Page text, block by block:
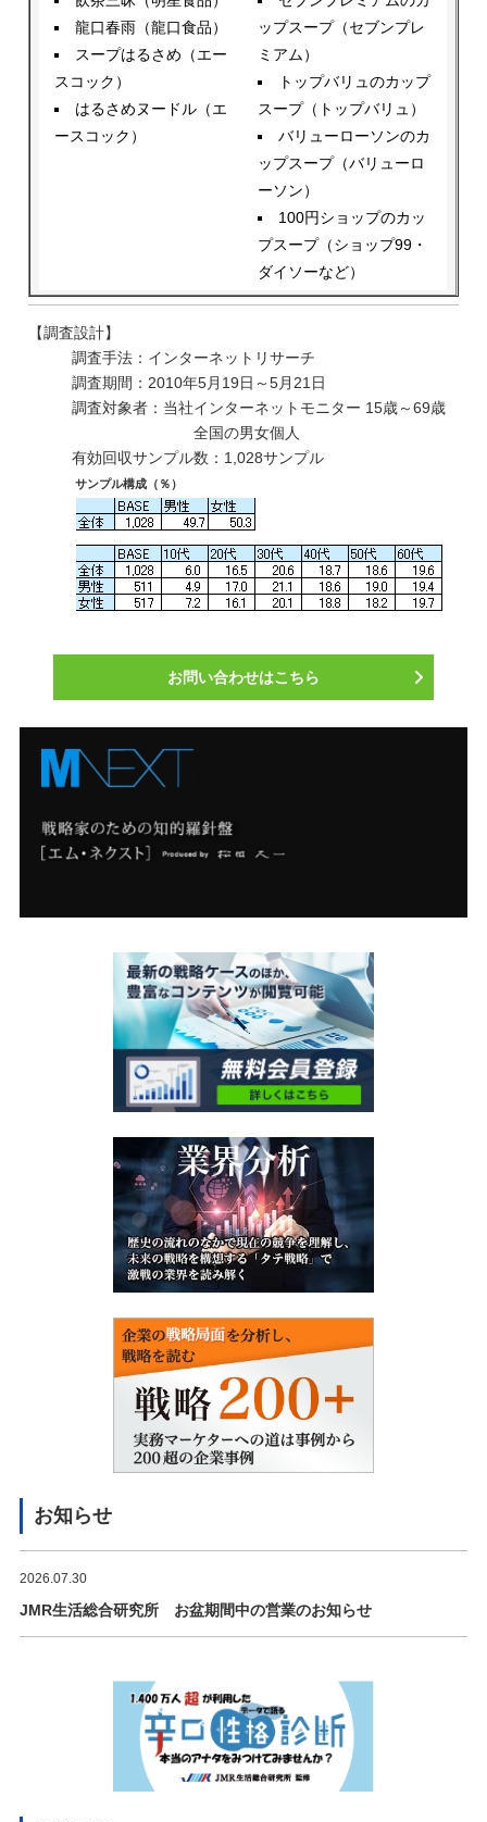
龍口春雨（龍口食品）
スープはるさめ（エー
スコック）
はるさめヌードル（エ
ースコック）
ップスープ（セブンプレ
ミアム）
トップバリュのカップ
スープ（トップバリュ）
バリューローソンのカ
ップスープ（バリューロ
ーソン）
100円ショップのカッ
プスープ（ショップ99・
ダイソーなど）
【調査設計】
調査手法：インターネットリサーチ
調査期間：2010年5月19日～5月21日
調査対象者：当社インターネットモニター 15歳～69歳
全国の男女個人
有効回収サンプル数：1,028サンプル
サンプル構成（％）
お問い合わせはこちら
お知らせ
2026.07.30
JMR生活総合研究所 お盆期間中の営業のお知らせ